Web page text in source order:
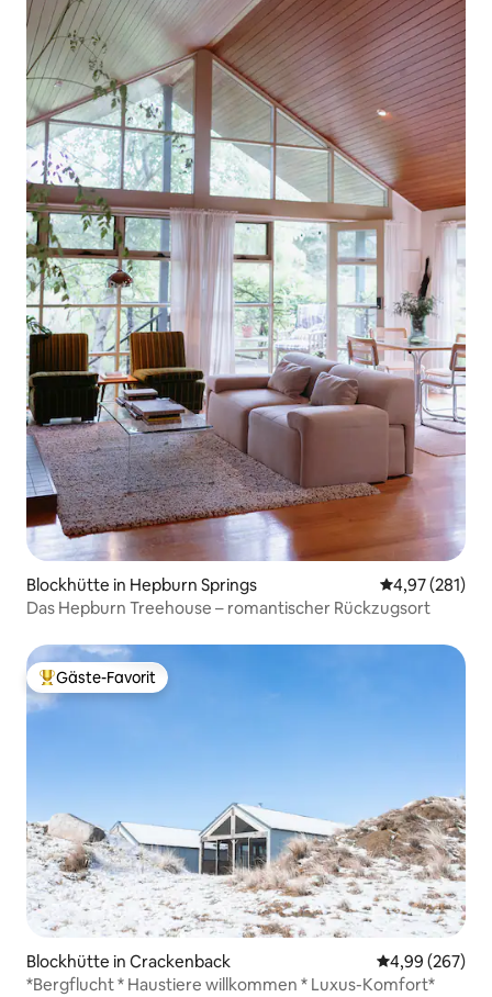
Blockhütte in Hepburn Springs
4,97 (281)
Das Hepburn Treehouse – romantischer Rückzugsort
Beliebter Gäste-Favorit.
Gäste-Favorit
Blockhütte in Crackenback
4,99 (267)
*Bergflucht * Haustiere willkommen * Luxus-Komfort*